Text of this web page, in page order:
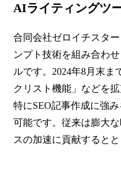
AIライティングツ
合同会社ゼロイチスタ
ンプト技術を組み合わ
ルです。2024年8月末
クリスト機能」などを
特にSEO記事作成に強
可能です。従来は膨大
スの加速に貢献すると